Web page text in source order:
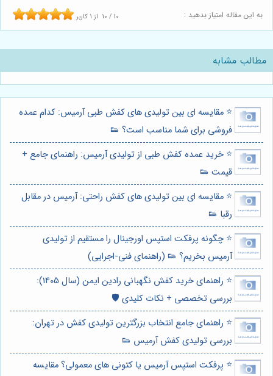
به این مقاله امتیاز بدهید : 10 / 10 از 1 کاربر
مطالب مشابه
⭐️ مقایسه ای بین تولیدی های کفش طبی آرمیس: کدام عمده
فروشی برای شما مناسب است؟ 👟
⭐️ خرید عمده کفش طبی از تولیدی آرمیس: راهنمای جامع +
قیمت 👟
⭐️ مقایسه ای بین تولیدی های کفش راحتی: آرمیس در مقابل
رقبا 👟
⭐️ چگونه پرفکت استپس اورجینال را مستقیم از تولیدی
آرمیس بخریم؟ 👟 (راهنمای فنی-اجرایی)
⭐️ راهنمای خرید کفش نگهبانی رادین ایمن (سال 1405):
بررسی تخصصی + نکات کلیدی 🛡️
⭐️ راهنمای جامع انتخاب بزرگترین تولیدی کفش در تهران:
بررسی تولیدی کفش آرمیس 👟
⭐️ پرفکت استپس آرمیس یا کتونی های معمولی؟ مقایسه